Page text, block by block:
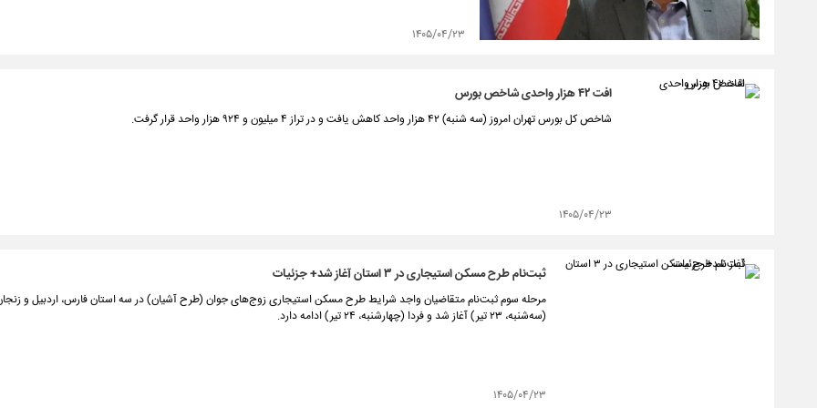
۱۴۰۵/۰۴/۲۳
افت ۴۲ هزار واحدی شاخص بورس
شاخص کل بورس تهران امروز (سه شنبه) ۴۲ هزار واحد کاهش یافت و در تراز ۴ میلیون و ۹۲۴ هزار واحد قرار گرفت.
۱۴۰۵/۰۴/۲۳
ثبت‌نام طرح مسکن استیجاری در ۳ استان آغاز شد+ جزئیات
مرحله سوم ثبت‌نام متقاضیان واجد شرایط طرح مسکن استیجاری زوج‌های جوان (طرح آشیان) در سه استان فارس، اردبیل و
(سه‌شنبه، ۲۳ تیر) آغاز شد و فردا (چهارشنبه، ۲۴ تیر) ادامه دارد.
۱۴۰۵/۰۴/۲۳